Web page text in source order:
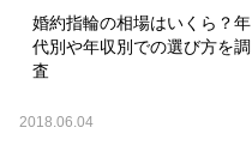
婚約指輪の相場はいくら？年
代別や年収別での選び方を調
査
2018.06.04